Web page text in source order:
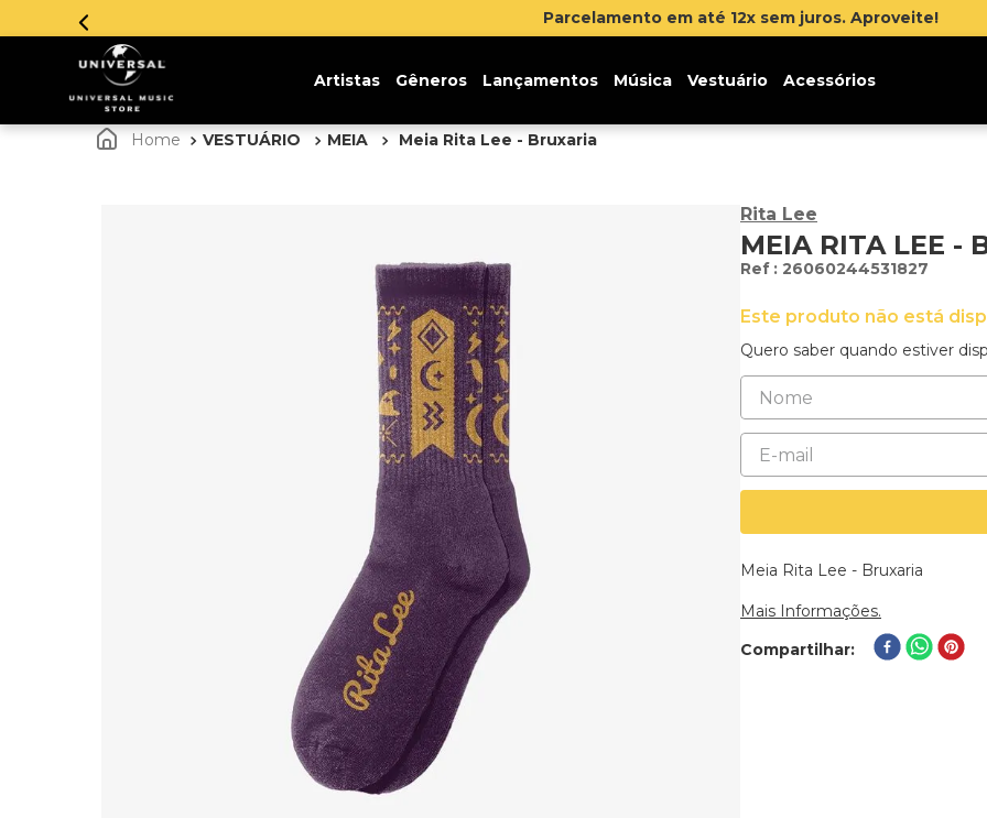
Parcelamento em até 12x sem juros. Aproveite!
Artistas Gêneros Lançamentos Música Vestuário Acessórios
VESTUÁRIO MEIA Meia Rita Lee - Bruxaria
Rita Lee
MEIA RITA LEE -
: 26060244531827
Este produto não está
Quero saber quando estiver
Meia Rita Lee - Bruxaria
Mais Informações.
Compartilhar